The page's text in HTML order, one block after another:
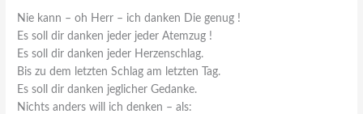
Nie kann – oh Herr – ich danken Die genug !
Es soll dir danken jeder jeder Atemzug !
Es soll dir danken jeder Herzenschlag.
Bis zu dem letzten Schlag am letzten Tag.
Es soll dir danken jeglicher Gedanke.
Nichts anders will ich denken – als: